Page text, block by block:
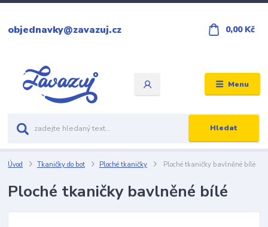
Menu
Hledat
objednavky@zavazuj.cz 0,00 Kč
Úvod Tkaničky do bot Ploché tkaničky Ploché tkaničky bavlněné bílé
Ploché tkaničky bavlněné bílé